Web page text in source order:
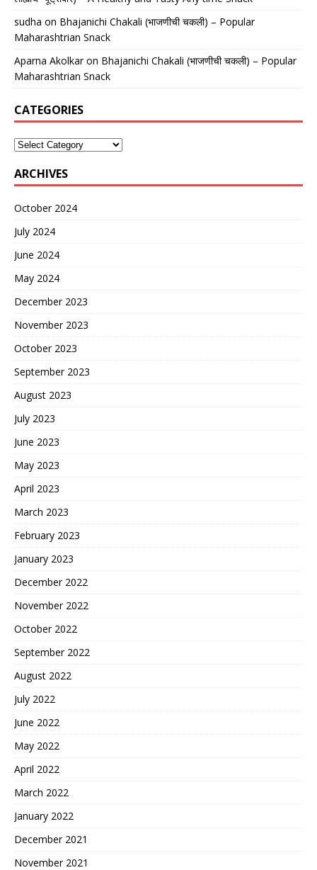
sudha on Bhajanichi Chakali (भाजणीची चकली) – Popular
Maharashtrian Snack
Aparna Akolkaron Bhajanichi Chakali (भाजणीची चकली) – Popular
Maharashtrian Snack
CATEGORIES
ARCHIVES
October 2024
July 2024
June 2024
May 2024
December 2023
November 2023
October 2023
September 2023
August 2023
July 2023
June 2023
May 2023
April 2023
March 2023
February 2023
January 2023
December 2022
November 2022
October 2022
September 2022
August 2022
July 2022
June 2022
May 2022
April 2022
March 2022
January 2022
December 2021
November 2021